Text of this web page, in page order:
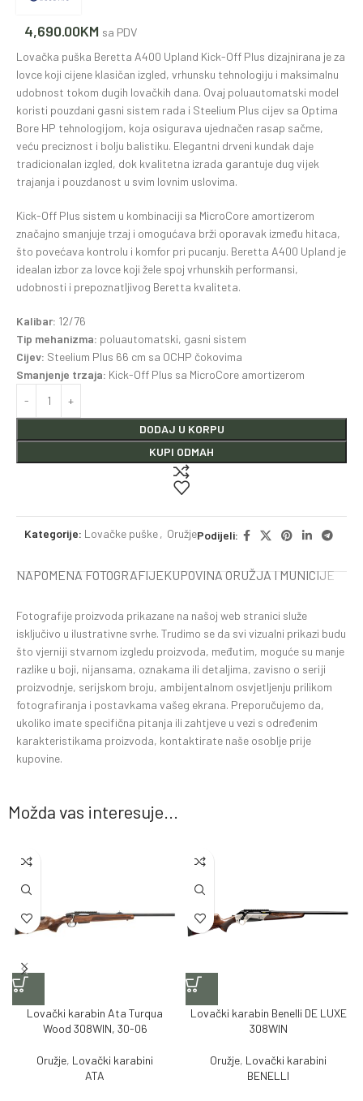
4,690.00KM sa PDV
Lovačka puška Beretta A400 Upland Kick-Off Plus dizajnirana je za
lovce koji cijene klasičan izgled, vrhunsku tehnologiju i maksimalnu
udobnost tokom dugih lovačkih dana. Ovaj poluautomatski model
koristi pouzdani gasni sistem rada i Steelium Plus cijev sa Optima
Bore HP tehnologijom, koja osigurava ujednačen rasap sačme,
veću preciznost i bolju balistiku. Elegantni drveni kundak daje
tradicionalan izgled, dok kvalitetna izrada garantuje dug vijek
trajanja i pouzdanost u svim lovnim uslovima.
Kick-Off Plus sistem u kombinaciji sa MicroCore amortizerom
značajno smanjuje trzaj i omogućava brži oporavak između hitaca,
što povećava kontrolu i komfor pri pucanju. Beretta A400 Upland je
idealan izbor za lovce koji žele spoj vrhunskih performansi,
udobnosti i prepoznatljivog Beretta kvaliteta.
Kalibar: 12/76
Tip mehanizma: poluautomatski, gasni sistem
Cijev: Steelium Plus 66 cm sa OCHP čokovima
Smanjenje trzaja: Kick-Off Plus sa MicroCore amortizerom
DODAJ U KORPU
KUPI ODMAH
Kategorije: Lovačke puške, OružjePodijeli:
NAPOMENA FOTOGRAFIJEKUPOVINA ORUŽJA I MUNICIJE
Fotografije proizvoda prikazane na našoj web stranici služe
isključivo u ilustrativne svrhe. Trudimo se da svi vizualni prikazi budu
što vjerniji stvarnom izgledu proizvoda, međutim, moguće su manje
razlike u boji, nijansama, oznakama ili detaljima, zavisno o seriji
proizvodnje, serijskom broju, ambijentalnom osvjetljenju prilikom
fotografiranja i postavkama vašeg ekrana. Preporučujemo da,
ukoliko imate specifična pitanja ili zahtjeve u vezi s određenim
karakteristikama proizvoda, kontaktirate naše osoblje prije
kupovine.
Možda vas interesuje...
Lovački karabin Ata Turqua
Wood 308WIN, 30-06
Oružje, Lovački karabini
ATA
Lovački karabin Benelli DE LUXE
308WIN
Oružje, Lovački karabini
BENELLI